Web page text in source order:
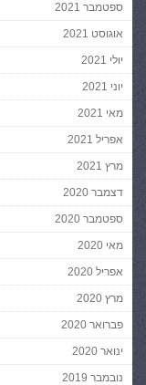
ספטמבר 2021
אוגוסט 2021
יולי 2021
יוני 2021
מאי 2021
אפריל 2021
מרץ 2021
דצמבר 2020
ספטמבר 2020
מאי 2020
אפריל 2020
מרץ 2020
פברואר 2020
ינואר 2020
נובמבר 2019